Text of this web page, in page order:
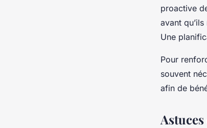
proactive
avant
Une
Pour
souvent
afin de